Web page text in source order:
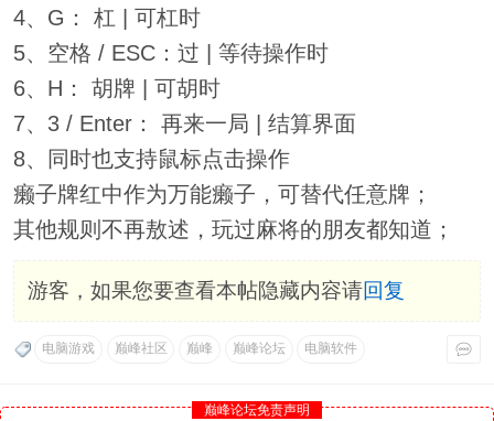
4、G： 杠 | 可杠时
5、空格 / ESC：过 | 等待操作时
6、H： 胡牌 | 可胡时
7、3 / Enter： 再来一局 | 结算界面
8、同时也支持鼠标点击操作
癞子牌红中作为万能癞子，可替代任意牌；
其他规则不再敖述，玩过麻将的朋友都知道；
游客，如果您要查看本帖隐藏内容请回复
电脑游戏 巅峰社区 巅峰 巅峰论坛 电脑软件
巅峰论坛免责声明